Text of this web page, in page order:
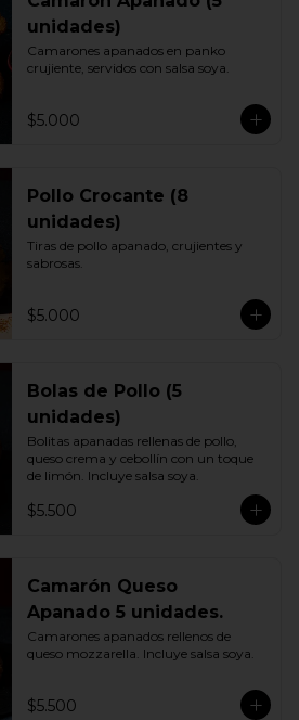
unidades)
Camarones apanados en panko
crujiente, servidos con salsa soya.
$5.000
Pollo Crocante (8
unidades)
Tiras de pollo apanado, crujientes y
sabrosas.
$5.000
Bolas de Pollo (5
unidades)
Bolitas apanadas rellenas de pollo,
queso crema y cebollín con un toque
de limón. Incluye salsa soya.
$5.500
Camarón Queso
Apanado 5 unidades.
Camarones apanados rellenos de
queso mozzarella. Incluye salsa soya.
$5.500